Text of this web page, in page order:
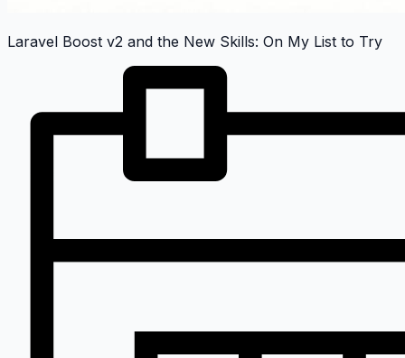
Laravel Boost v2 and the New Skills: On My List to Try